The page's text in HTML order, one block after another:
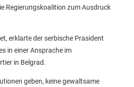
Regierungskoalition zum Ausdruck
erklärte der serbische Präsident
in einer Ansprache im
in Belgrad.
geben, keine gewaltsame